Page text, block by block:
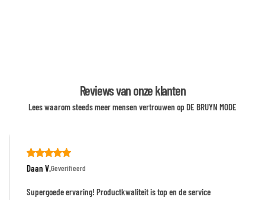
Reviews van onze klanten
Lees waarom steeds meer mensen vertrouwen op DE BRUYN MODE
Daan V.Geverifieerd
Supergoede ervaring! Productkwaliteit is top en de service